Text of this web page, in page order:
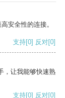
安全性的连接。
支持[0] 反对[0]
，让我能够快速熟
支持[0] 反对[0]